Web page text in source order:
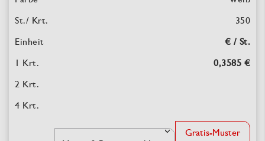
350
€ / St.
0,3585 €
Gratis-Muster